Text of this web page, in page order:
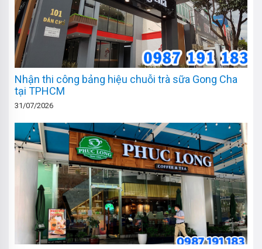
Nhận thi công bảng hiệu chuỗi trà sữa Gong Cha
tại TPHCM
31/07/2026